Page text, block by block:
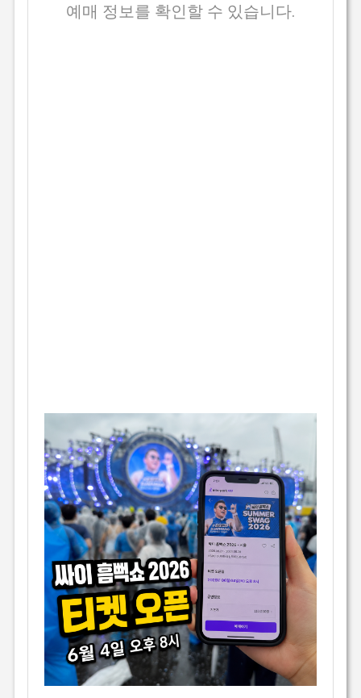
예매 정보를 확인할 수 있습니다.